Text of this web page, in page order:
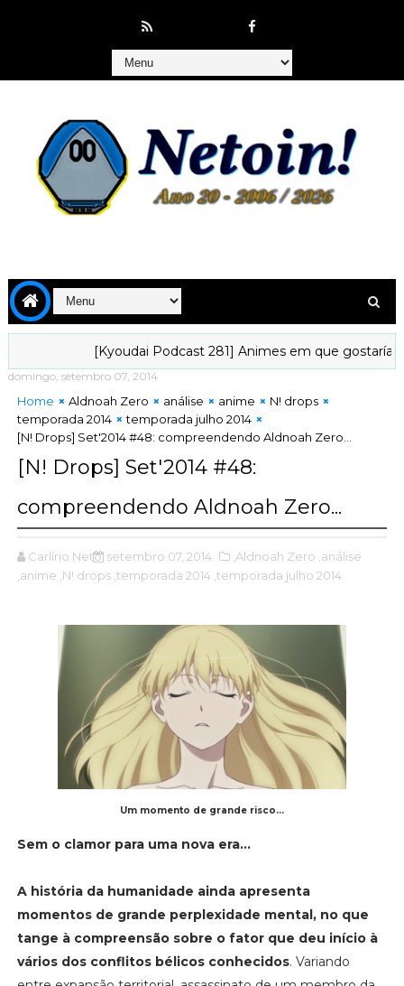
[Kyoudai Podcast 281] Animes em que gostaríamos de
domingo, setembro 07, 2014
Home Aldnoah Zero análise anime
N! drops
temporada 2014
temporada julho 2014
[N! Drops] Set'2014 #48: compreendendo Aldnoah Zero...
[N! Drops] Set'2014 #48:
compreendendo Aldnoah Zero...
Carlírio Neto setembro 07, 2014 ,Aldnoah Zero ,análise
,anime ,N! drops ,temporada 2014 ,temporada julho 2014
Um momento de grande risco...
Sem o clamor para uma nova era...
A história da humanidade ainda apresenta
momentos de grande perplexidade mental, no que
tange à compreensão sobre o fator que deu início à
vários dos conflitos bélicos conhecidos. Variando